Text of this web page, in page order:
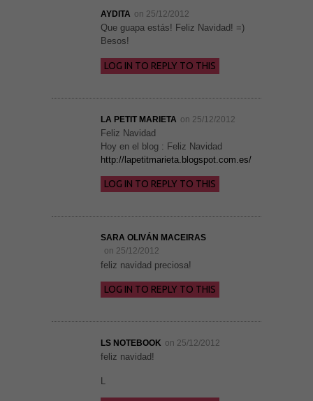
AYDITA on 25/12/2012
Que guapa estás! Feliz Navidad! =)
Besos!
LOG IN TO REPLY TO THIS
LA PETIT MARIETA on 25/12/2012
Feliz Navidad
Hoy en el blog : Feliz Navidad
http://lapetitmarieta.blogspot.com.es/
LOG IN TO REPLY TO THIS
SARA OLIVÁN MACEIRAS
on 25/12/2012
feliz navidad preciosa!
LOG IN TO REPLY TO THIS
LS NOTEBOOK on 25/12/2012
feliz navidad!